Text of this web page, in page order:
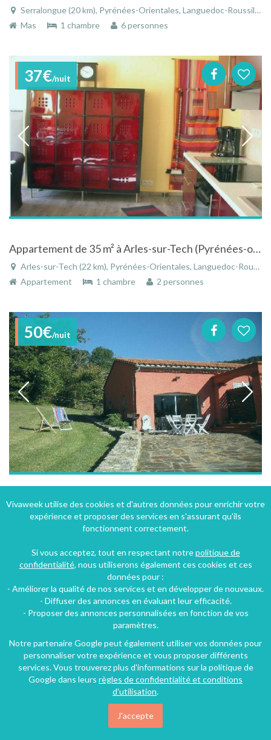
Serralongue (20 km), Pyrénées-Orientales, Languedoc-Roussillon, Occitanie, France
Mas
1 chambre 6 personnes
37€/nuit
Appartement de 35 m² à Arles-sur-Tech (Pyrénées-orientales), Barry D'Amunt
Arles-sur-Tech (22 km), Pyrénées-Orientales, Languedoc-Roussillon, Occitanie, France
Appartement
1 chambre 2 personnes
50€/nuit
Appartement à Arles-sur-Tech dans les Pyrénées-Orientales dans le Languedoc-Roussillon
Arles-sur-Tech (22 km), Pyrénées-Orientales, Languedoc-Roussillon, Occitanie, France
64€/nuit
Vivaweek utilise des cookies et d'autres données pour enrichir votre
expérience et proposer des services en s'assurant qu'ils
fonctionnent correctement.
Si vous acceptez, tout en respectant notrepolitique de
confidentialité, nous utiliserons également ces cookies et ces
données pour :
- Améliorer la qualité de nos services et en développer de nouveaux.
- Diffuser des annonces en évaluant leur efficacité.
- Proposer des annonces personnalisées en fonction de vos
paramètres.
Notre partenaire Google peut également utiliser vos données pour
personnaliser votre expérience et vous proposer différents
services. Vous trouverez plus d'informations sur la politique de
Google dans leurs règles de confidentialité et conditions
d'utilisation.
J'accepte